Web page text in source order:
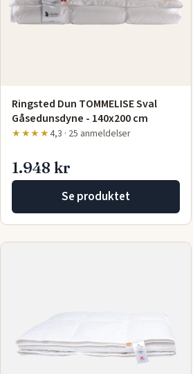
Ringsted Dun TOMMELISE Sval
Gåsedunsdyne - 140x200 cm
★★★★4,3 · 25 anmeldelser
1.948 kr
Se produktet